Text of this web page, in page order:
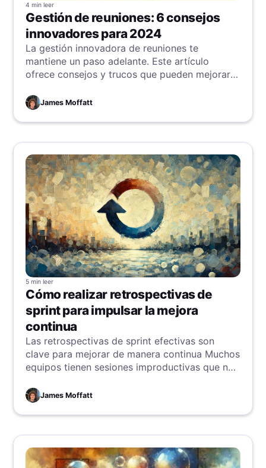
4 min leer
Gestión de reuniones: 6 consejos
innovadores para 2024
La gestión innovadora de reuniones te
mantiene un paso adelante. Este artículo
ofrece consejos y trucos que pueden mejorar
reunión hasta la conclusión exitosa de
cualquier proyecto o discusión.
James Moffatt
5 min leer
Cómo realizar retrospectivas de
sprint para impulsar la mejora
continua
Las retrospectivas de sprint efectivas son
clave para mejorar de manera continua Muchos
equipos tienen sesiones improductivas que no
Descubre cómo cambiar el rumbo
James Moffatt